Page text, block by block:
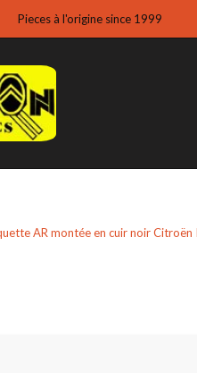
Pieces à l'origine since 1999
AR montée en cuir noir Citroën